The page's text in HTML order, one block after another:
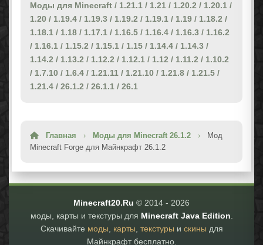
Моды для Minecraft / 1.21.1 / 1.21 / 1.20.2 / 1.20.1 /
1.20 / 1.19.4 / 1.19.3 / 1.19.2 / 1.19.1 / 1.19 / 1.18.2 /
1.18.1 / 1.18 / 1.17.1 / 1.16.5 / 1.16.4 / 1.16.3 / 1.16.2
/ 1.16.1 / 1.15.2 / 1.15.1 / 1.15 / 1.14.4 / 1.14.3 /
1.14.2 / 1.13.2 / 1.12.2 / 1.12.1 / 1.12 / 1.11.2 / 1.10.2
/ 1.7.10 / 1.6.4 / 1.21.11 / 1.21.10 / 1.21.8 / 1.21.5 /
1.21.4 / 26.1.2 / 26.1.1 / 26.1
Главная › Моды для Minecraft 26.1.2 ›
Мод
Minecraft Forge для Майнкрафт 26.1.2
Minecraft20.Ru © 2014 - 2026
моды, карты и текстуры для Minecraft Java Edition.
Скачивайте моды, карты, текстуры и скины для
Майнкрафт бесплатно.